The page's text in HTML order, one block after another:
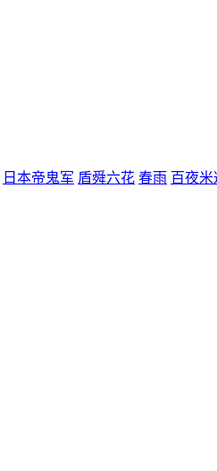
日本帝鬼军 盾舜六花 春雨 百夜米